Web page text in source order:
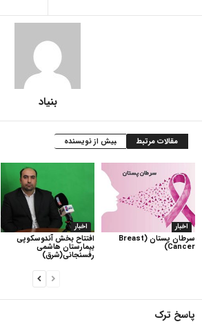
بنیاد
مقالات مرتبط بیش از نویسنده
اخبار
افتتاح بخش آندوسکوپی
بیمارستان هاشمی
رفسنجانی(شرق)
اخبار
سرطان پستان (Breast
Cancer)
پاسخ ترک